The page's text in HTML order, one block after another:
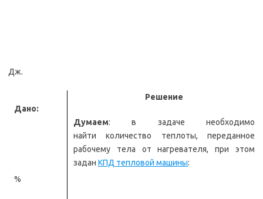
Дж.
Дано:
%
Решение
Думаем: в задаче необходимо
найти количество теплоты, переданное
рабочему тела от нагревателя, при этом
задан КПД тепловой машины: